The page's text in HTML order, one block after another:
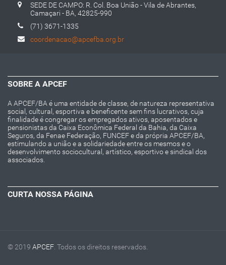
SEDE DE CAMPO: R. Col. Boa União - Vila de Abrantes,
Camaçari - BA, 42825-990
(71) 3671-1335
coordenacao@apcefba.org.br
SOBRE A APCEF
A APCEF/BA é uma entidade de classe, de natureza representativa
social, cultural, esportiva e beneficente sem fins lucrativos, cuja
finalidade é congregar os empregados ativos, aposentados e
pensionistas da Caixa Econômica Federal da Bahia, da Caixa
Seguros, da Fenae Federação, FUNCEF e da própria APCEF/BA,
estimulando a união e a solidariedade entre os mesmos e o
desenvolvimento sociocultural, artístico, esportivo e sindical dos
associados.
CURTA NOSSA PÁGINA
© 2019 APCEF . Todos os direitos reservados.